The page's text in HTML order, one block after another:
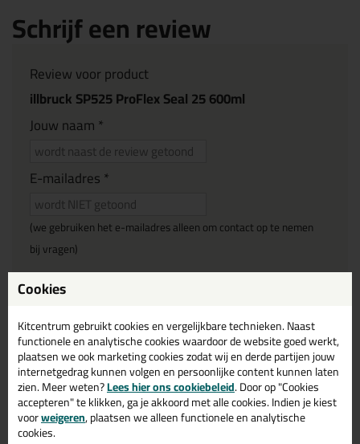
Schrijf een review
Review voor product
illbruck SP525 ProFlex Seal 25 600ml
Jouw naam *
E-mailadres *
(we gebruiken het e-mailadres alleen om contact op te nemen
bij vragen)
Reviewtitel *
Je ervaring
Cookies
Kitcentrum gebruikt cookies en vergelijkbare technieken. Naast
functionele en analytische cookies waardoor de website goed werkt,
plaatsen we ook marketing cookies zodat wij en derde partijen jouw
internetgedrag kunnen volgen en persoonlijke content kunnen laten
zien. Meer weten?Lees hier ons cookiebeleid. Door op "Cookies
accepteren" te klikken, ga je akkoord met alle cookies. Indien je kiest
voorweigeren, plaatsen we alleen functionele en analytische
cookies.